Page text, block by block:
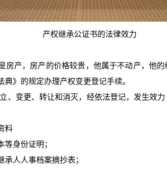
产权继承公证书的法律效力
房产，房产的价格较贵，他属于不动产，他
》的规定办理产权变更登记手续。
、变更、转让和消灭，经依法登记，发生效
料
等身份证明；
承人人事档案摘抄表；